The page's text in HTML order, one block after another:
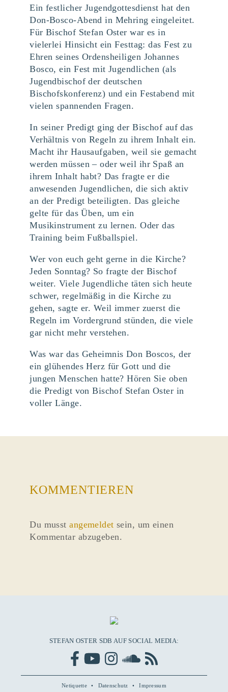
Ein festlicher Jugendgottesdienst hat den
Don-Bosco-Abend in Mehring eingeleitet.
Für Bischof Stefan Oster war es in
vielerlei Hinsicht ein Festtag: das Fest zu
Ehren seines Ordensheiligen Johannes
Bosco, ein Fest mit Jugendlichen (als
Jugendbischof der deutschen
Bischofskonferenz) und ein Festabend mit
vielen spannenden Fragen.
In seiner Predigt ging der Bischof auf das
Verhältnis von Regeln zu ihrem Inhalt ein.
Macht ihr Hausaufgaben, weil sie gemacht
werden müssen – oder weil ihr Spaß an
ihrem Inhalt habt? Das fragte er die
anwesenden Jugendlichen, die sich aktiv
an der Predigt beteiligten. Das gleiche
gelte für das Üben, um ein
Musikinstrument zu lernen. Oder das
Training beim Fußballspiel.
Wer von euch geht gerne in die Kirche?
Jeden Sonntag? So fragte der Bischof
weiter. Viele Jugendliche täten sich heute
schwer, regelmäßig in die Kirche zu
gehen, sagte er. Weil immer zuerst die
Regeln im Vordergrund stünden, die viele
gar nicht mehr verstehen.
Was war das Geheimnis Don Boscos, der
ein glühendes Herz für Gott und die
jungen Menschen hatte? Hören Sie oben
die Predigt von Bischof Stefan Oster in
voller Länge.
KOMMENTIEREN
Du musstangemeldet sein, um einen
Kommentar abzugeben.
STEFAN OSTER SDB AUF SOCIAL MEDIA:
Netiquette Datenschutz Impressum